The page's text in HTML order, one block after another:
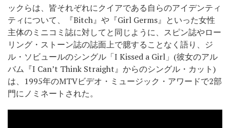
ックらは、皆それぞれにクイアである自らのアイデンティ
ティについて、『Bitch』や『Girl Germs』といった女性
主体のミニコミ誌に対してと同じように、スピン誌やロー
リング・ストーン誌の誌面上で臆することなく語り、ジ
ル・ソビュールのシングル「I Kissed a Girl」(彼女のアル
バム『I Can’t Think Straight』からのシングル・カット)
は、1995年のMTVビデオ・ミュージック・アワードで2部
門にノミネートされた。